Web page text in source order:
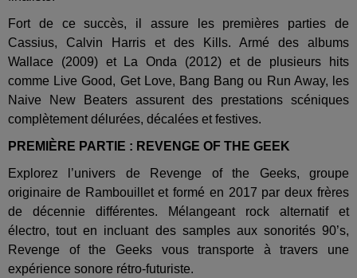
Fort de ce succès, il assure les premières parties de
Cassius, Calvin Harris et des Kills. Armé des albums
Wallace (2009) et La Onda (2012) et de plusieurs hits
comme Live Good, Get Love, Bang Bang ou Run Away, les
Naive New Beaters assurent des prestations scéniques
complètement délurées, décalées et festives.
PREMIÈRE PARTIE : REVENGE OF THE GEEK
Explorez l’univers de Revenge of the Geeks, groupe
originaire de Rambouillet et formé en 2017 par deux frères
de décennie différentes. Mélangeant rock alternatif et
électro, tout en incluant des samples aux sonorités 90’s,
Revenge of the Geeks vous transporte à travers une
expérience sonore rétro-futuriste.